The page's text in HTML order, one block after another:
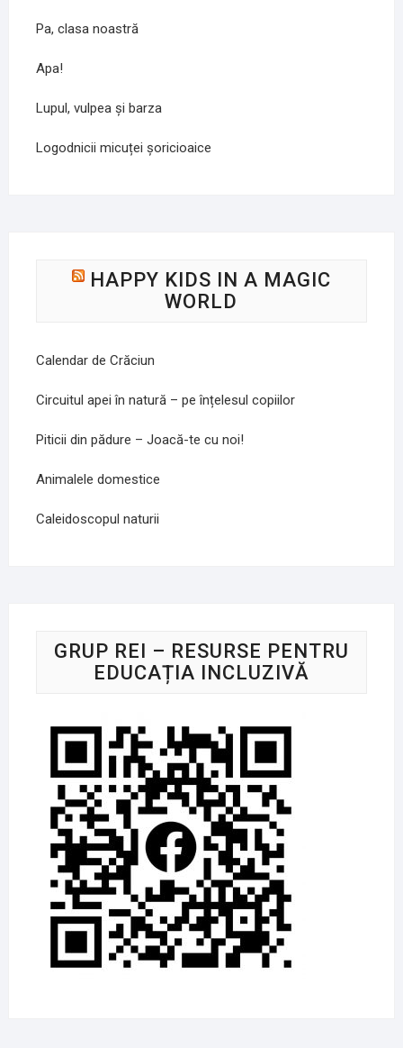
Pa, clasa noastră
Apa!
Lupul, vulpea și barza
Logodnicii micuței șoricioaice
HAPPY KIDS IN A MAGIC
WORLD
Calendar de Crăciun
Circuitul apei în natură – pe înțelesul copiilor
Piticii din pădure – Joacă-te cu noi!
Animalele domestice
Caleidoscopul naturii
GRUP REI – RESURSE PENTRU
EDUCAȚIA INCLUZIVĂ